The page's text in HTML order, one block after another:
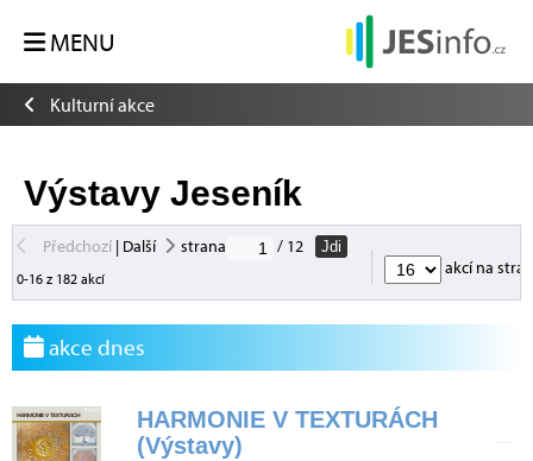
MENU
Kulturní akce
Výstavy Jeseník
Předchozí| Další strana / 12
Jdi
0-16 z 182 akcí
akcí na
akce dnes
HARMONIE V TEXTURÁCH
(Výstavy)